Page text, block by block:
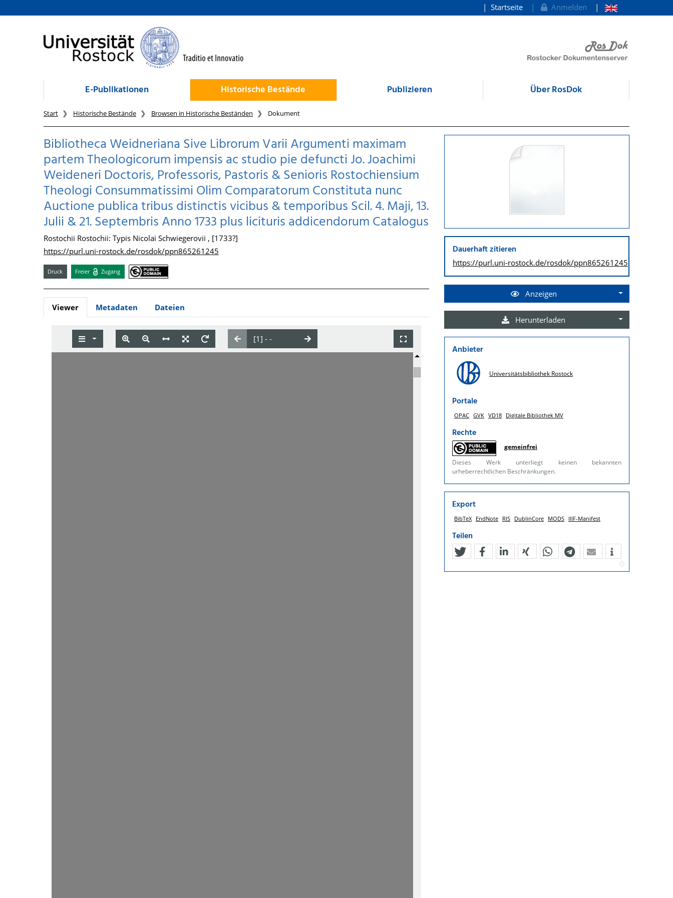
zum Inhalt
Startseite Anmelden
E-Publikationen Historische Bestände Publizieren Über RosDok
Start Historische Bestände Browsen in Historische Beständen Dokument
Bibliotheca Weidneriana Sive Librorum Varii Argumenti maximam
partem Theologicorum impensis ac studio pie defuncti Jo. Joachimi
Weideneri Doctoris, Professoris, Pastoris & Senioris Rostochiensium
Theologi Consummatissimi Olim Comparatorum Constituta nunc
Auctione publica tribus distinctis vicibus & temporibus Scil. 4. Maji, 13.
Julii & 21. Septembris Anno 1733 plus licituris addicendorum Catalogus
Rostochii Rostochii: Typis Nicolai Schwiegerovii , [1733?]
https://purl.uni-rostock.de/rosdok/ppn865261245
Druck Freier Zugang
Viewer Metadaten Dateien
Dauerhaft zitieren
https://purl.uni-rostock.de/rosdok/ppn865261245
Anzeigen
Herunterladen
Anbieter
Universitätsbibliothek Rostock
Portale
OPAC GVK VD18 Digitale Bibliothek MV
Rechte
gemeinfrei
Dieses Werk unterliegt keinen bekannten
urheberrechtlichen Beschränkungen.
Export
BibTeX EndNote RIS DublinCore MODS IIIF-Manifest
Teilen